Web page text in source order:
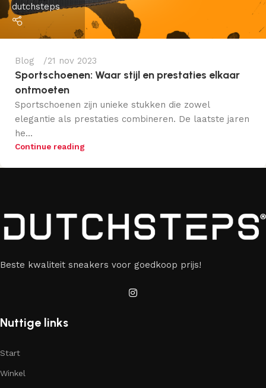
dutchsteps
Blog 21 nov 2023
Sportschoenen: Waar stijl en prestaties elkaar
ontmoeten
Sportschoenen zijn unieke stukken die zowel
elegantie als prestaties combineren. De laatste jaren
he...
Continue reading
Beste kwaliteit sneakers voor goedkoop prijs!
Nuttige links
Start
Winkel